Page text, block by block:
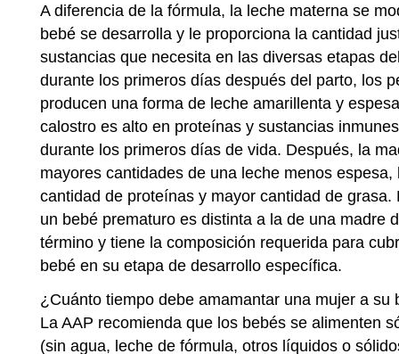
A diferencia de la fórmula, la leche materna se
bebé se desarrolla y le proporciona la cantidad
sustancias que necesita en las diversas etapas
durante los primeros días después del parto, los
producen una forma de leche amarillenta y
calostro es alto en proteínas y sustancias
durante los primeros días de vida. Después, la
mayores cantidades de una leche menos
cantidad de proteínas y mayor cantidad de grasa.
un bebé prematuro es distinta a la de una madre
término y tiene la composición requerida para
bebé en su etapa de desarrollo específica.
¿Cuánto tiempo debe amamantar una mujer a su
La AAP recomienda que los bebés se alimenten
(sin agua, leche de fórmula, otros líquidos o